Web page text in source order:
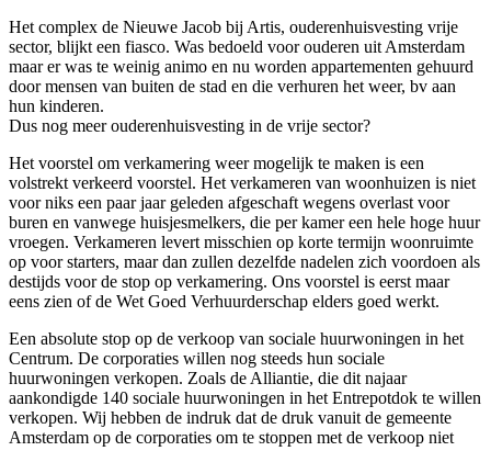
Het complex de Nieuwe Jacob bij Artis, ouderenhuisvesting vrije
sector, blijkt een fiasco. Was bedoeld voor ouderen uit Amsterdam
maar er was te weinig animo en nu worden appartementen gehuurd
door mensen van buiten de stad en die verhuren het weer, bv aan
hun kinderen.
Dus nog meer ouderenhuisvesting in de vrije sector?
Het voorstel om verkamering weer mogelijk te maken is een
volstrekt verkeerd voorstel. Het verkameren van woonhuizen is niet
voor niks een paar jaar geleden afgeschaft wegens overlast voor
buren en vanwege huisjesmelkers, die per kamer een hele hoge huur
vroegen. Verkameren levert misschien op korte termijn woonruimte
op voor starters, maar dan zullen dezelfde nadelen zich voordoen als
destijds voor de stop op verkamering. Ons voorstel is eerst maar
eens zien of de Wet Goed Verhuurderschap elders goed werkt.
Een absolute stop op de verkoop van sociale huurwoningen in het
Centrum. De corporaties willen nog steeds hun sociale
huurwoningen verkopen. Zoals de Alliantie, die dit najaar
aankondigde 140 sociale huurwoningen in het Entrepotdok te willen
verkopen. Wij hebben de indruk dat de druk vanuit de gemeente
Amsterdam op de corporaties om te stoppen met de verkoop niet